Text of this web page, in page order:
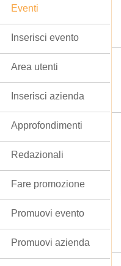
Eventi
Inserisci evento
Area utenti
Inserisci azienda
Approfondimenti
Redazionali
Fare promozione
Promuovi evento
Promuovi azienda